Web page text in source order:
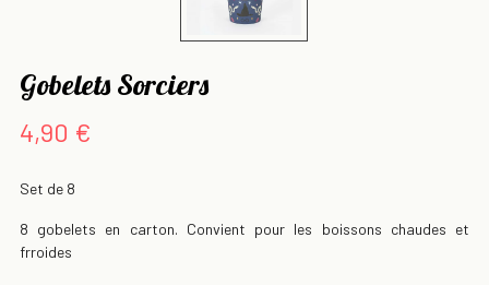
Gobelets Sorciers
4,90 €
Set de 8
8 gobelets en carton. Convient pour les boissons chaudes et
frroides